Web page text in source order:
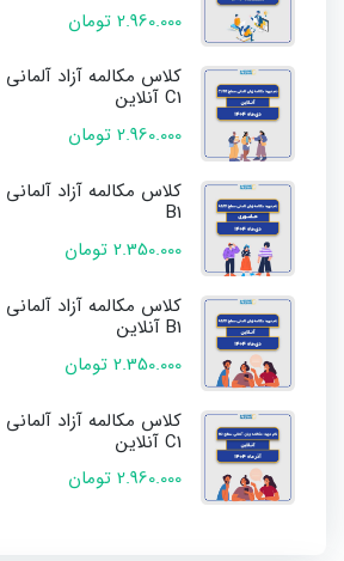
2.960.000 تومان
C1 آنلاین
2.960.000 تومان
B1
2.350.000 تومان
B1 آنلاین
2.350.000 تومان
C1 آنلاین
2.960.000 تومان